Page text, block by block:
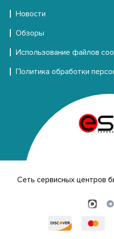
Новости
Обзоры
Использование файлов
Политика обработки
Сеть сервисных центров